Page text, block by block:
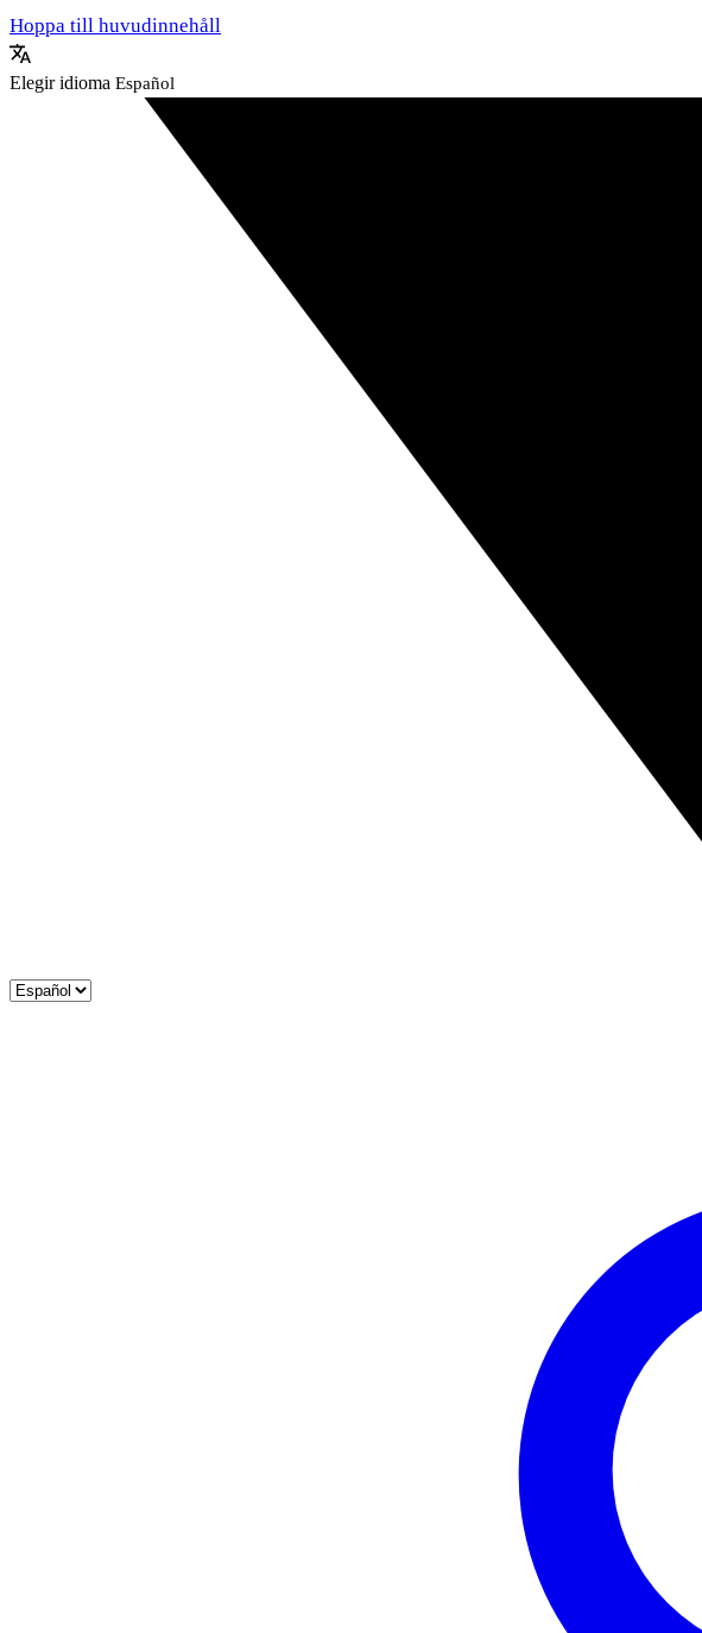
Hoppa till huvudinnehåll
Elegir idioma Español